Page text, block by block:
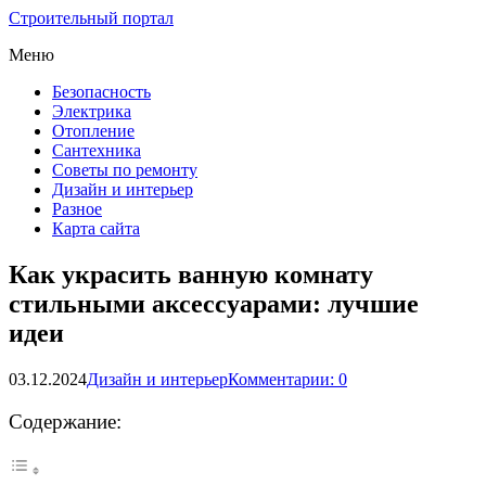
Строительный портал
Меню
Безопасность
Электрика
Отопление
Сантехника
Советы по ремонту
Дизайн и интерьер
Разное
Карта сайта
Как украсить ванную комнату
стильными аксессуарами: лучшие
идеи
03.12.2024Дизайн и интерьерКомментарии: 0
Содержание: